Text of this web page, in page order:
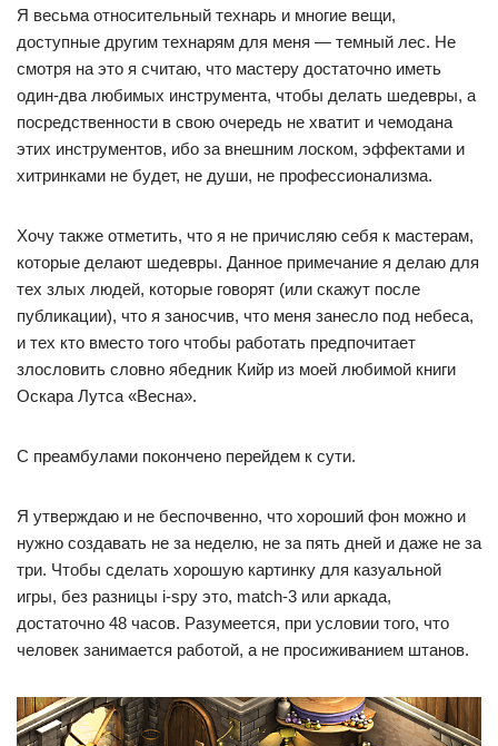
Я весьма относительный технарь и многие вещи,
доступные другим технарям для меня — темный лес. Не
смотря на это я считаю, что мастеру достаточно иметь
один-два любимых инструмента, чтобы делать шедевры, а
посредственности в свою очередь не хватит и чемодана
этих инструментов, ибо за внешним лоском, эффектами и
хитринками не будет, не души, не профессионализма.
Хочу также отметить, что я не причисляю себя к мастерам,
которые делают шедевры. Данное примечание я делаю для
тех злых людей, которые говорят (или скажут после
публикации), что я заносчив, что меня занесло под небеса,
и тех кто вместо того чтобы работать предпочитает
злословить словно ябедник Кийр из моей любимой книги
Оскара Лутса «Весна».
С преамбулами покончено перейдем к сути.
Я утверждаю и не беспочвенно, что хороший фон можно и
нужно создавать не за неделю, не за пять дней и даже не за
три. Чтобы сделать хорошую картинку для казуальной
игры, без разницы i-spy это, match-3 или аркада,
достаточно 48 часов. Разумеется, при условии того, что
человек занимается работой, а не просиживанием штанов.